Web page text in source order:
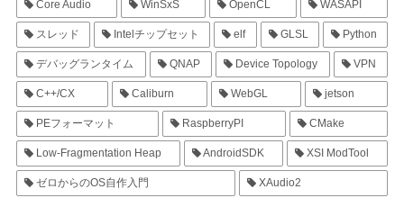
Core Audio WinSxS OpenCL WASAPI
スレッド Intelチップセット elf GLSL Python
デバッグランタイム QNAP Device Topology VPN
C++/CX Caliburn WebGL jetson
PEフォーマット RaspberryPI CMake
Low-Fragmentation Heap AndroidSDK XSI ModTool
ゼロからのOS自作入門 XAudio2